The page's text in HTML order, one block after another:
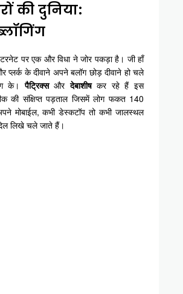
की दुनिया:
पर एक और विधा ने जोर पकड़ा है। जी हाँ
प्लर्क के दीवाने अपने बलॉग छोड़ दीवाने हो चले
के।पैट्रिक्सऔरदेबाशीषकर रहे हैं इस
की संक्षिप्त पड़ताल जिसमें लोग फकत 140
मोबाईल, कभी डेस्कटॉप तो कभी जालस्थल
लिखे चले जाते हैं।